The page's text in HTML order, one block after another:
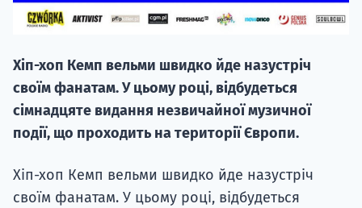
Хіп-хоп Кемп вельми швидко йде назустріч
своїм фанатам. У цьому році, відбудеться
сімнадцяте видання незвичайної музичної
події, що проходить на території Європи.
Хіп-хоп Кемп вельми швидко йде назустріч
своїм фанатам. У цьому році, відбудеться
НАБІР